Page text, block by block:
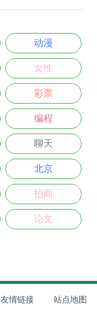
动漫
女性
彩票
编程
聊天
北京
招商
论文
友情链接 站点地图